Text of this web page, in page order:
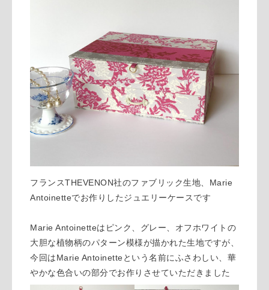
フランスTHEVENON社のファブリック生地、Marie
Antoinetteでお作りしたジュエリーケースです
Marie Antoinetteはピンク、グレー、オフホワイトの
大胆な植物柄のパターン模様が描かれた生地ですが、
今回はMarie Antoinetteという名前にふさわしい、華
やかな色合いの部分でお作りさせていただきました